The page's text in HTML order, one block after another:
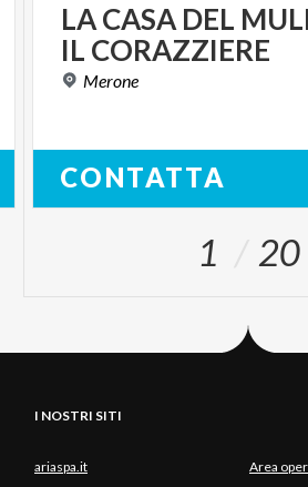
LACASA DEL
IL CORAZZIERE
Merone
CONTATTA
1 20
I NOSTRI SITI
ariaspa.it Area